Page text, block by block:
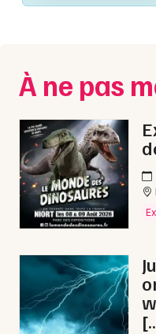
Foires & salons
Concerts
Sports
Soirées
Sorties famille
Sorties & loisirs
Nuit des Musées
Nice
Paris
Strasbourg
Toulouse
Toutes les villes
À ne pas